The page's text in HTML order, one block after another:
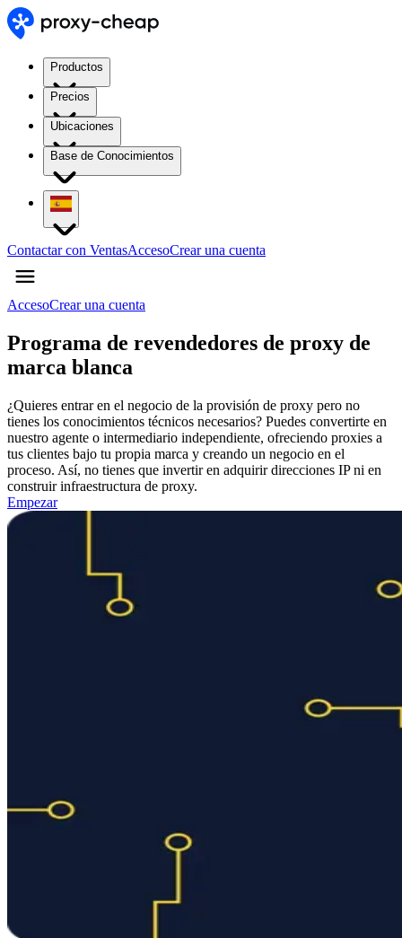
Productos
Precios
Ubicaciones
Base de Conocimientos
Contactar con VentasAccesoCrear una cuenta
AccesoCrear una cuenta
Programa de revendedores de proxy de
marca blanca
¿Quieres entrar en el negocio de la provisión de proxy pero no
tienes los conocimientos técnicos necesarios? Puedes convertirte en
nuestro agente o intermediario independiente, ofreciendo proxies a
tus clientes bajo tu propia marca y creando un negocio en el
proceso. Así, no tienes que invertir en adquirir direcciones IP ni en
construir infraestructura de proxy.
Empezar